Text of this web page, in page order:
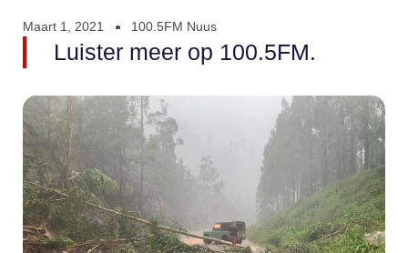
Maart 1, 2021 100.5FM Nuus
Luister meer op 100.5FM.